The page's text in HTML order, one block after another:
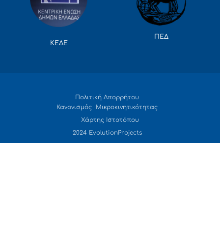
ΚΕΔΕ
ΠΕΔ
Πολιτική Απορρήτου
Κανονισμός Μικροκινητικότητας
Χάρτης Ιστοτόπου
2024 EvolutionProjects